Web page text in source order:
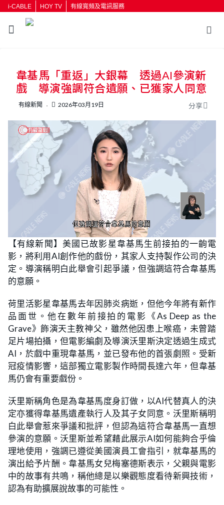
i-CABLE HOY TV 有線寬頻及電訊服務
按輸入鍵開始搜尋
韋基馬「重返」大銀幕 透過AI參演新
戲 導演強調符合遺願、已獲家人同意
有線新聞 2026年03月19日 分享
n
m
u
t
e
o
a
d
e
d
:
2
%
【有線新聞】美國已故影星韋基馬生前接拍的一齣電
影，將利用AI創作他的戲份，其家人支持製作公司的決
定。導演稱明白此舉會引起爭議，但強調這符合韋基馬
的意願。
荷里活影星韋基馬去年因肺炎病逝，但他今年將有新作
品面世。他在數年前接拍的電影《As Deep as the
Grave》飾演天主教神父，雖然他因患上喉癌，未曾踏
足片場拍攝，但電影編劇及導演沃里斯決定透過生成式
AI，於戲中重現韋基馬，並已發布他的首張劇照。受新
冠疫情影響，這部獨立電影製作時間長達六年，但韋基
馬仍會有重要戲份。
沃里斯稱角色是為韋基馬度身訂做，以AI代替真人的決
定亦獲得韋基馬遺產執行人及其子女同意。沃里斯稱明
白此舉會惹來爭議和批評，但認為這符合韋基馬一直想
參演的意願。沃里斯並希望藉此展示AI如何能夠合乎倫
理地使用，強調已遵從美國演員工會指引，就韋基馬的
演出給予片酬。韋基馬女兒梅塞德斯表示，父親與電影
中的故事有共鳴，稱他總是以樂觀態度看待新興技術，
認為有助擴展說故事的可能性。